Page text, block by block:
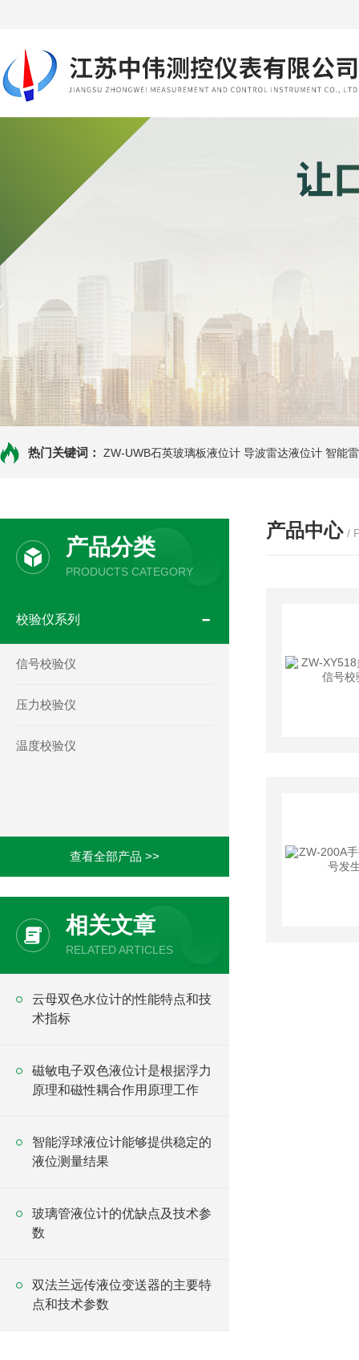
热门关键词： ZW-UWB石英玻璃板液位计 导波雷达液位计 智能
产品分类
PRODUCTS CATEGORY
校验仪系列
信号校验仪
压力校验仪
温度校验仪
查看全部产品 >>
相关文章
RELATED ARTICLES
云母双色水位计的性能特点和技
术指标
磁敏电子双色液位计是根据浮力
原理和磁性耦合作用原理工作
智能浮球液位计能够提供稳定的
液位测量结果
玻璃管液位计的优缺点及技术参
数
双法兰远传液位变送器的主要特
点和技术参数
产品中心 /